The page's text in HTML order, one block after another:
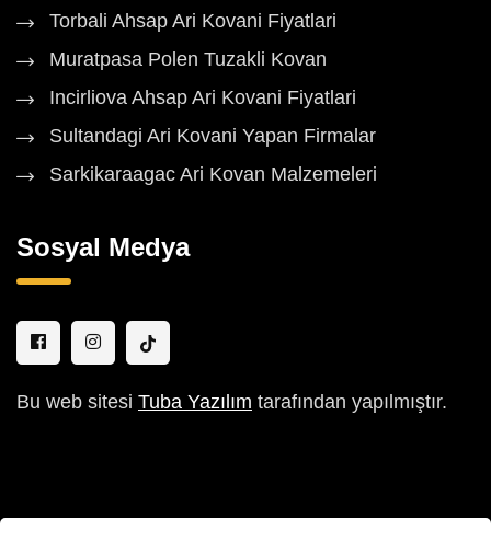
Torbali Ahsap Ari Kovani Fiyatlari
Muratpasa Polen Tuzakli Kovan
Incirliova Ahsap Ari Kovani Fiyatlari
Sultandagi Ari Kovani Yapan Firmalar
Sarkikaraagac Ari Kovan Malzemeleri
Sosyal Medya
Bu web sitesi Tuba Yazılım tarafından yapılmıştır.